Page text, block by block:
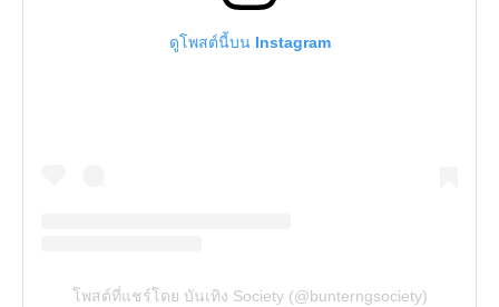
ดูโพสต์นี้บน Instagram
โพสต์ที่แชร์โดย บันเทิง Society (@bunterngsociety)